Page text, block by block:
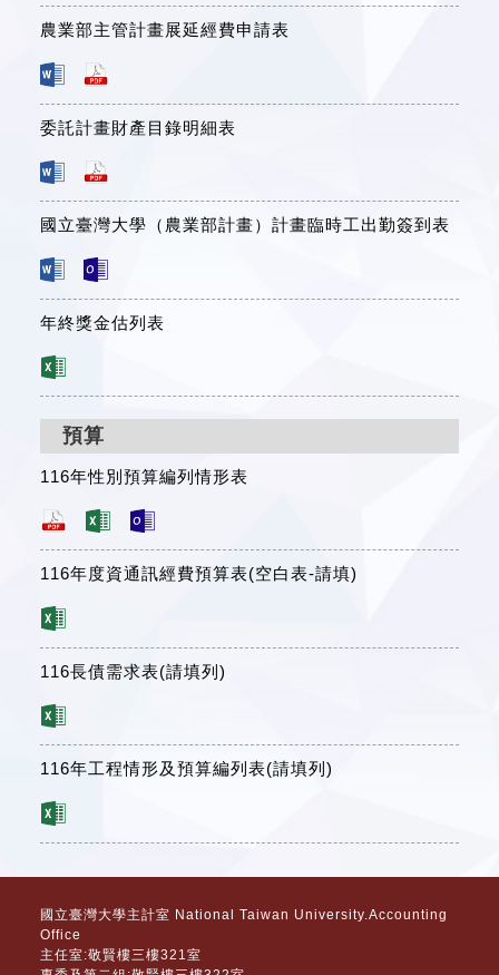
農業部主管計畫展延經費申請表
委託計畫財產目錄明細表
國立臺灣大學（農業部計畫）計畫臨時工出勤簽到表
年終獎金估列表
預算
116年性別預算編列情形表
116年度資通訊經費預算表(空白表-請填)
116長債需求表(請填列)
116年工程情形及預算編列表(請填列)
國立臺灣大學主計室 National Taiwan University.Accounting
Office
主任室:敬賢樓三樓321室